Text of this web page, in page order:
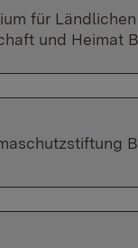
für Ländlichen
und Heimat